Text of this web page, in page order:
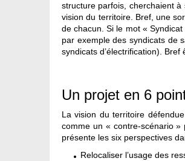
structure parfois, cherchaient
vision du territoire. Bref, une
de chacun. Si le mot «
par exemple des syndicats de
syndicats d’électrification).
Un projet en 6
La vision du territoire
comme un « contre-scénario »
présente les six perspectives
Relocaliser l’usage des